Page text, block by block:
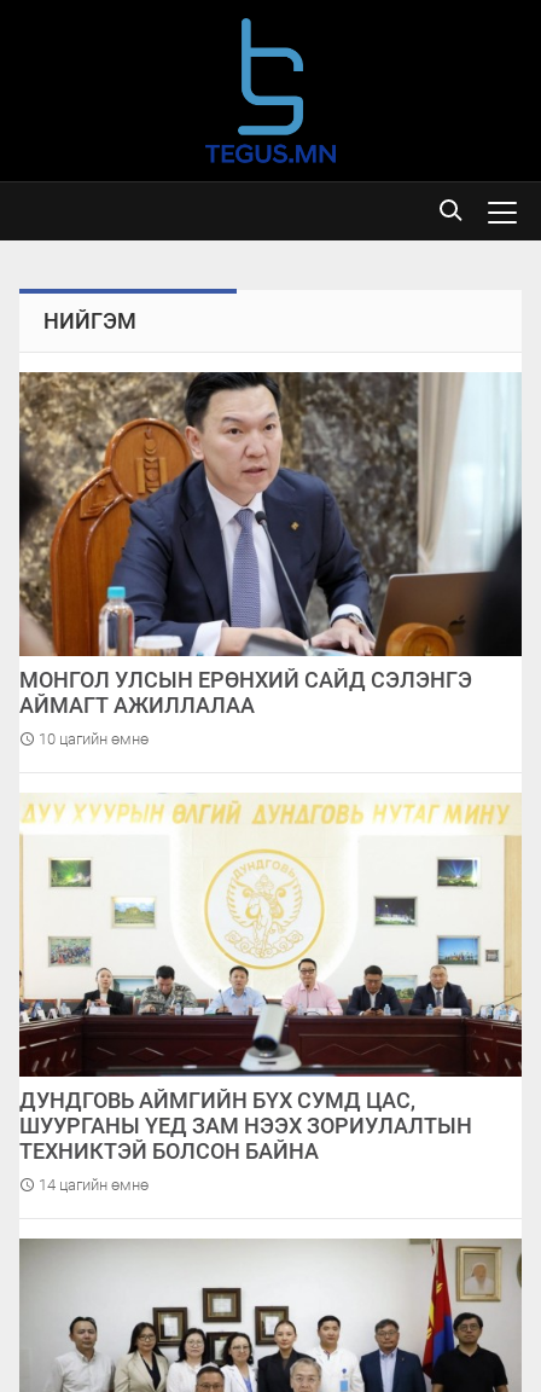
НИЙГЭМ
МОНГОЛ УЛСЫН ЕРӨНХИЙ САЙД СЭЛЭНГЭ
АЙМАГТ АЖИЛЛАЛАА
10 цагийн өмнө
ДУНДГОВЬ АЙМГИЙН БҮХ СУМД ЦАС,
ШУУРГАНЫ ҮЕД ЗАМ НЭЭХ ЗОРИУЛАЛТЫН
ТЕХНИКТЭЙ БОЛСОН БАЙНА
14 цагийн өмнө